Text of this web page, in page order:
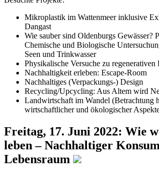
Mikroplastik im Wattenmeer inklusive
Dangast
Wie sauber sind Oldenburgs Gewässer?
Chemische und Biologische
Seen und Trinkwasser
Physikalische Versuche zu regenerativen
Nachhaltigkeit erleben: Escape-Room
Nachhaltiges (Verpackungs-) Design
Recycling/Upcycling: Aus Altem wird
Landwirtschaft im Wandel (Betrachtung
wirtschaftlicher und ökologischer
Freitag, 17. Juni 2022: Wie
leben – Nachhaltiger
Lebensraum